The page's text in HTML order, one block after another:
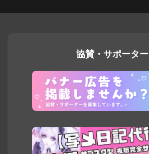
協賛・サポーター